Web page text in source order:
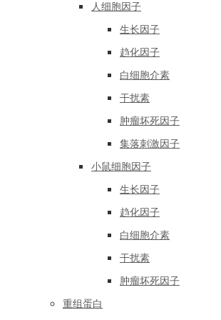
人细胞因子
生长因子
趋化因子
白细胞介素
干扰素
肿瘤坏死因子
集落刺激因子
小鼠细胞因子
生长因子
趋化因子
白细胞介素
干扰素
肿瘤坏死因子
重组蛋白